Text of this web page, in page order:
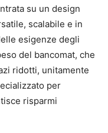
su un design
scalabile e in
esigenze degli
del bancomat, che
ridotti, unitamente
per
risparmi